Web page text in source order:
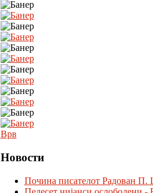
Врв
Новости
Почина писателот Радован П.